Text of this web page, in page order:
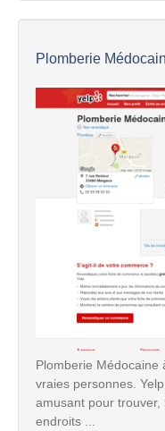
Plomberie
Plomberie Médocaine
vraies personnes.
amusant pour
endroits ...